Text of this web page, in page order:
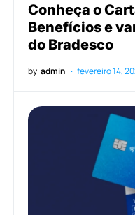
Conheça o
Benefícios e
do Bradesco
by admin fevereiro 14,